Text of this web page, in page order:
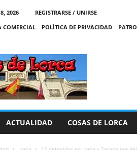
2026
REGISTRARSE / UNIRSE
COMERCIAL
POLÍTICA DE PRIVACIDAD
ACTUALIDAD COSAS DE LORCA